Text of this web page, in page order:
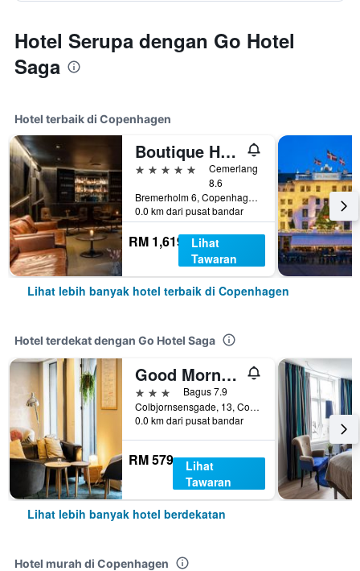
Hotel Serupa dengan Go Hotel
Saga
Hotel terbaik di Copenhagen
Boutique Hotel Herman K
5 bintang
Cemerlang
8.6
Bremerholm 6, Copenhagen, Capital Region, Denmark
0.0 km dari pusat bandar
RM 1,619
Lihat
Tawaran
Lihat lebih banyak hotel terbaik di Copenhagen
Hotel terdekat dengan Go Hotel Saga
Good Morning City Copenhagen Star
3 bintangBagus 7.9
Colbjornsensgade, 13, Copenhagen, Capital Region, Denmark
0.0 km dari pusat bandar
RM 579
Lihat
Tawaran
Lihat lebih banyak hotel berdekatan
Hotel murah di Copenhagen